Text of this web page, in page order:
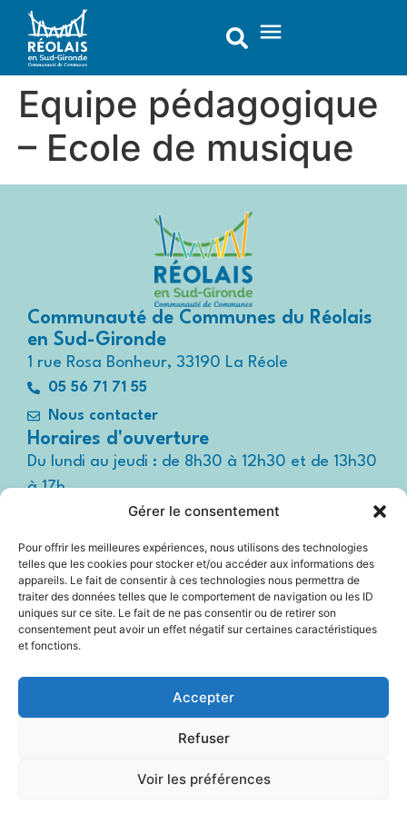
Gérer le consentement
Pour offrir les meilleures expériences, nous utilisons des technologies
telles que les cookies pour stocker et/ou accéder aux informations des
appareils. Le fait de consentir à ces technologies nous permettra de
traiter des données telles que le comportement de navigation ou les ID
uniques sur ce site. Le fait de ne pas consentir ou de retirer son
consentement peut avoir un effet négatif sur certaines caractéristiques
et fonctions.
Accepter
Refuser
Voir les préférences
principal
Equipe pédagogique
– Ecole de musique
Communauté de Communes du Réolais
en Sud-Gironde
1 rue Rosa Bonheur, 33190 La Réole
05 56 71 71 55
Nous contacter
Horaires d'ouverture
Du lundi au jeudi : de 8h30 à 12h30 et de 13h30
à 17h
Le vendredi : de 8h30 à 12h30 et de 13h30 à
Suivez-nous !
Espace
presse
Mentions légales
Plan du site
Politique Cookies (UE)